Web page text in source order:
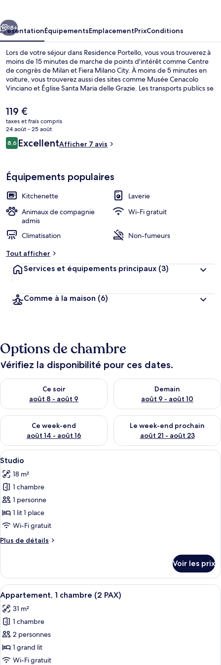
Suivant
18+
PrésentationÉquipementsEmplacementPrixConditions
Lors de votre séjour dans Residence Portello, vous vous trouverez à
moins de 15 minutes de marche de points d'intérêt comme Centre
de congrès de Milan et Fiera Milano City. À moins de 5 minutes en
voiture, vous trouverez aussi des sites comme Musée Cenacolo
Vinciano et Église Santa Maria delle Grazie. Les transports publics se
Ricciarelli est à 5 min et Station de métro Amendola Fiera, à 7 min.
Le
prix
actuel
est
de
119 €
taxes et frais compris
24 août - 25 août
Avis
voyageurs
8,68,6 sur 10
ExcellentAfficher 7 avis
Équipements populaires
Kitchenette
Laverie
Animaux de compagnie
admis
Wi-Fi gratuit
Climatisation
Non-fumeurs
Tout afficher
Services et équipements principaux (3)
Comme à la maison (6)
Options de chambre
Vérifiez la disponibilité pour ces dates.
Ce soir
août 8 - août 9
Vérifier la disponibilité pour ce soir août 8 - août 9
Demain
août 9 - août 10
Vérifier la disponibilité pour
Ce week-end
août 14 - août 16
Vérifier la disponibilité pour ce week-end août 14 - août 16
Le week-end prochain
août 21 - août 23
Vérifier la disponibilité pour
Afficher
toutes
les
photos
pour
ce
type
chambre :
Une chambre d’hôtel comprenant
10
Studio
18 m²
1 chambre
1 personne
1 lit 1 place
Wi-Fi gratuit
Plus de détails
Plus
le
type
de
chambre
Studio
Voir les prix
Afficher
toutes
les
photos
pour
ce
type
Une pièce moderne et bien éclairée,
7
Appartement, 1 chambre (2 PAX)
31 m²
1 chambre
2 personnes
1 grand lit
Wi-Fi gratuit